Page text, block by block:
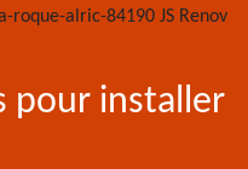
pour installer